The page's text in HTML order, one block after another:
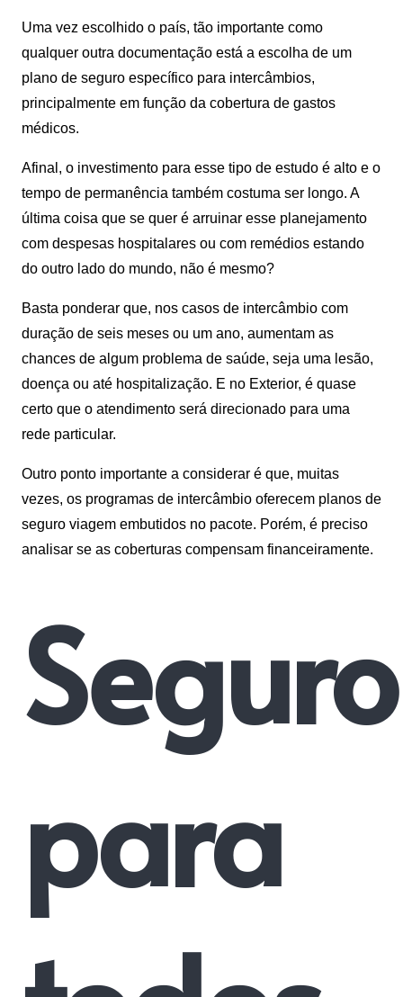
Uma vez escolhido o país, tão importante como
qualquer outra documentação está a escolha de um
plano de seguro específico para intercâmbios,
principalmente em função da cobertura de gastos
médicos.
Afinal, o investimento para esse tipo de estudo é alto e o
tempo de permanência também costuma ser longo. A
última coisa que se quer é arruinar esse planejamento
com despesas hospitalares ou com remédios estando
do outro lado do mundo, não é mesmo?
Basta ponderar que, nos casos de intercâmbio com
duração de seis meses ou um ano, aumentam as
chances de algum problema de saúde, seja uma lesão,
doença ou até hospitalização. E no Exterior, é quase
certo que o atendimento será direcionado para uma
rede particular.
Outro ponto importante a considerar é que, muitas
vezes, os programas de intercâmbio oferecem planos de
seguro viagem embutidos no pacote. Porém, é preciso
analisar se as coberturas compensam financeiramente.
Seguro
para